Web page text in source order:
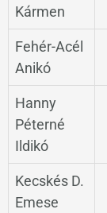
Kármen
Fehér-Acél
Anikó
Hanny
Péterné
Ildikó
Kecskés D.
Emese